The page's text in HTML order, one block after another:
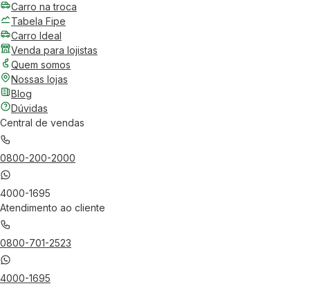
Carro na troca
Tabela Fipe
Carro Ideal
Venda para lojistas
Quem somos
Nossas lojas
Blog
Dúvidas
Central de vendas
0800-200-2000
4000-1695
Atendimento ao cliente
0800-701-2523
4000-1695